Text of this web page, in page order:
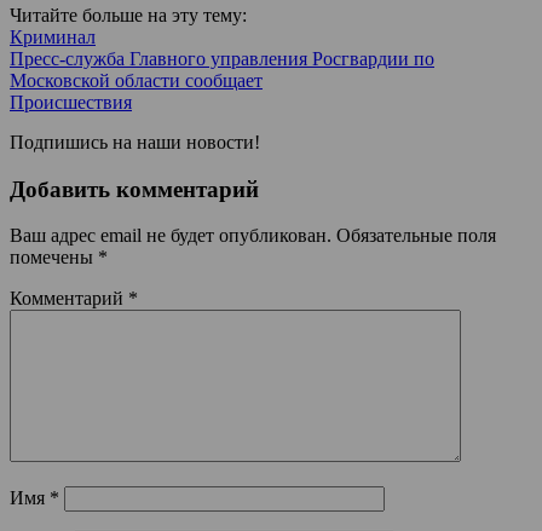
Читайте больше на эту тему:
Криминал
Пресс-служба Главного управления Росгвардии по
Московской области сообщает
Происшествия
Подпишись на наши новости!
Добавить комментарий
Ваш адрес email не будет опубликован. Обязательные поля
помечены *
Комментарий *
Имя *